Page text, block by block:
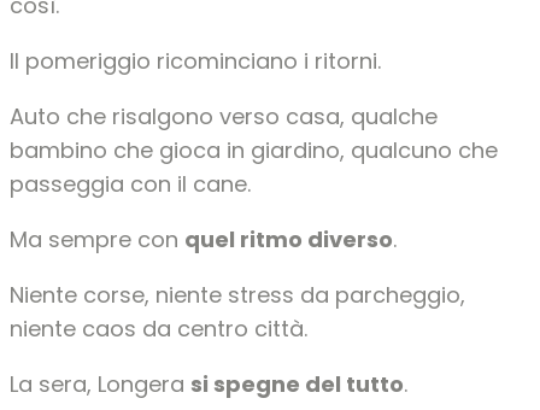
Il pomeriggio ricominciano i ritorni.
Auto che risalgono verso casa, qualche
bambino che gioca in giardino, qualcuno che
passeggia con il cane.
Ma sempre con quel ritmo diverso.
Niente corse, niente stress da parcheggio,
niente caos da centro città.
La sera, Longera si spegne del tutto.